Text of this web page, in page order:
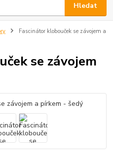
Hledat
Fascinátor klobouček se závojem a
se závojem